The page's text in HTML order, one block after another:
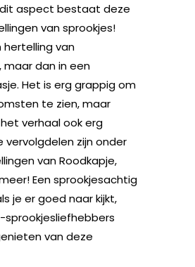
aspect bestaat deze
van sprookjes!
hertelling van
maar dan in een
Het is erg grappig om
te zien, maar
verhaal ook erg
vervolgdelen zijn onder
van Roodkapje,
Een sprookjesachtig
je er goed naar kijkt,
van deze